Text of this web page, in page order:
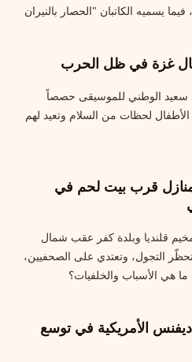
يسميه الكاتبان "الحصار بالنيران
غزة في ظل الحرب
سعيد الوطني للموسيقى حصصاً
الأطفال لحظات من السلام وتعيد لهم
منازل قرب بيت لحم في
قلنديا وبلدة كفر عقب شمال
التجول، وتعتدي على الصحفيين،
هي الأسباب والخلفيات؟
الأمريكية في توسع